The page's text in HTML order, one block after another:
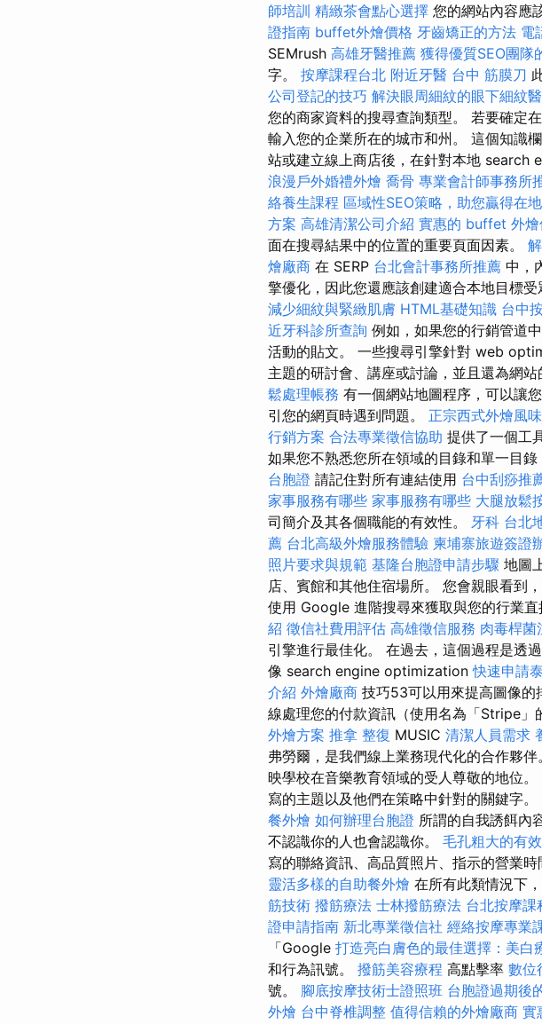
師培訓 精緻茶會點心選擇 您的網站內容應
證指南 buffet外燴價格 牙齒矯正的方法 電
SEMrush 高雄牙醫推薦 獲得優質SEO團隊
字。 按摩課程台北 附近牙醫 台中 筋膜刀
公司登記的技巧 解決眼周細紋的眼下細紋
您的商家資料的搜尋查詢類型。 若要確定
輸入您的企業所在的城市和州。 這個知識
站或建立線上商店後，在針對本地
浪漫戶外婚禮外燴 喬骨 專業會計師事務所
絡養生課程 區域性SEO策略，助您贏得在
方案 高雄清潔公司介紹 實惠的 buffet 外燴
面在搜尋結果中的位置的重要頁面因素。
燴廠商 在 SERP 台北會計事務所推薦 中，
擎優化，因此您還應該創建適合本地目標
減少細紋與緊緻肌膚 HTML基礎知識 台中
近牙科診所查詢 例如，如果您的行銷管道
活動的貼文。 一些搜尋引擎針對 web
主題的研討會、講座或討論，並且還為網站
鬆處理帳務 有一個網站地圖程序，可以讓
引您的網頁時遇到問題。 正宗西式外燴風味
行銷方案 合法專業徵信協助 提供了一個工
如果您不熟悉您所在領域的目錄和單一目
台胞證 請記住對所有連結使用 台中刮痧推
家事服務有哪些 家事服務有哪些 大腿放鬆
司簡介及其各個職能的有效性。 牙科 台北
薦 台北高級外燴服務體驗 柬埔寨旅遊簽證
照片要求與規範 基隆台胞證申請步驟 地圖
店、賓館和其他住宿場所。 您會親眼看到
使用 Google 進階搜尋來獲取與您的行業
紹 徵信社費用評估 高雄徵信服務 肉毒桿菌
引擎進行最佳化。 在過去，這個過程是透
像 search engine optimization快速申請
介紹 外燴廠商 技巧53可以用來提高圖像的
線處理您的付款資訊（使用名為「Stripe」
外燴方案 推拿 整復 MUSIC 清潔人員需求
弗勞爾，是我們線上業務現代化的合作夥伴
映學校在音樂教育領域的受人尊敬的地位
寫的主題以及他們在策略中針對的關鍵字。
餐外燴 如何辦理台胞證 所謂的自我誘餌內
不認識你的人也會認識你。 毛孔粗大的有
寫的聯絡資訊、高品質照片、指示的營業
靈活多樣的自助餐外燴 在所有此類情況下
筋技術 撥筋療法 士林撥筋療法 台北按摩課
證申請指南 新北專業徵信社 經絡按摩專業
「Google 打造亮白膚色的最佳選擇：美白
和行為訊號。 撥筋美容療程 高點擊率 數位
號。 腳底按摩技術士證照班 台胞證過期後
外燴 台中脊椎調整 值得信賴的外燴廠商 實